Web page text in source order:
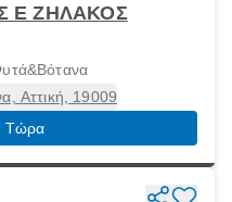
Ε ΖΗΛΑΚΟΣ
Αττική, 19009
Τώρα